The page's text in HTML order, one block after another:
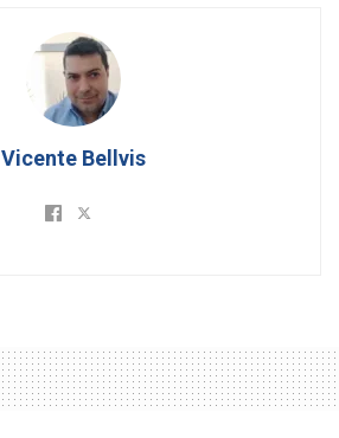
Vicente Bellvis